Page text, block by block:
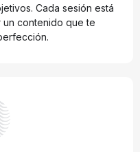
Cada sesión está
un contenido que te